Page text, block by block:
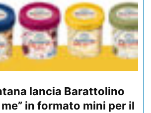
lancia Barattolino
in formato mini per il